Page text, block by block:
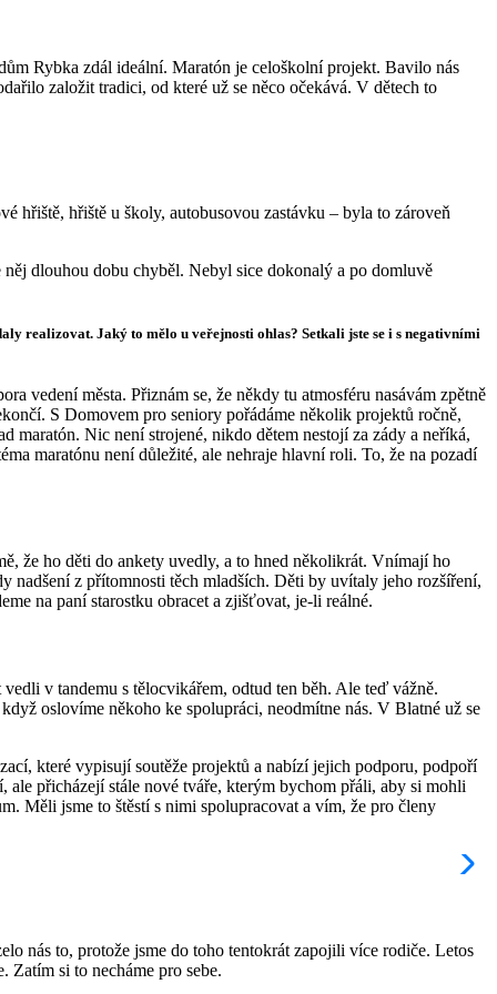
Rybka zdál ideální. Maratón je celoškolní projekt. Bavilo nás
založit tradici, od které už se něco očekává. V dětech to
hřiště u školy, autobusovou zastávku – byla to zároveň
dlouhou dobu chyběl. Nebyl sice dokonalý a po domluvě
realizovat. Jaký to mělo u veřejnosti ohlas? Setkali jste se i s negativními
vedení města. Přiznám se, že někdy tu atmosféru nasávám zpětně
S Domovem pro seniory pořádáme několik projektů ročně,
maratón. Nic není strojené, nikdo dětem nestojí za zády a neříká,
maratónu není důležité, ale nehraje hlavní roli. To, že na pozadí
že ho děti do ankety uvedly, a to hned několikrát. Vnímají ho
nadšení z přítomnosti těch mladších. Děti by uvítaly jeho rozšíření,
na paní starostku obracet a zjišťovat, je-li reálné.
v tandemu s tělocvikářem, odtud ten běh. Ale teď vážně.
oslovíme někoho ke spolupráci, neodmítne nás. V Blatné už se
které vypisují soutěže projektů a nabízí jejich podporu, podpoří
přicházejí stále nové tváře, kterým bychom přáli, aby si mohli
Měli jsme to štěstí s nimi spolupracovat a vím, že pro členy
nás to, protože jsme do toho tentokrát zapojili více rodiče. Letos
Zatím si to necháme pro sebe.